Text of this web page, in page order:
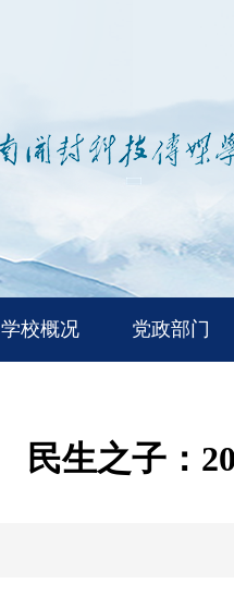
学校概况 党政部门
民生之子：